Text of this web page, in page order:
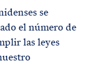
se
el número de
las leyes